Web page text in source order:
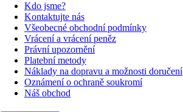
Kdo jsme?
Kontaktujte nás
Všeobecné obchodní podmínky
Vrácení a vrácení peněz
Právní upozornění
Platební metody
Náklady na dopravu a možnosti doručení
Oznámení o ochraně soukromí
Náš obchod